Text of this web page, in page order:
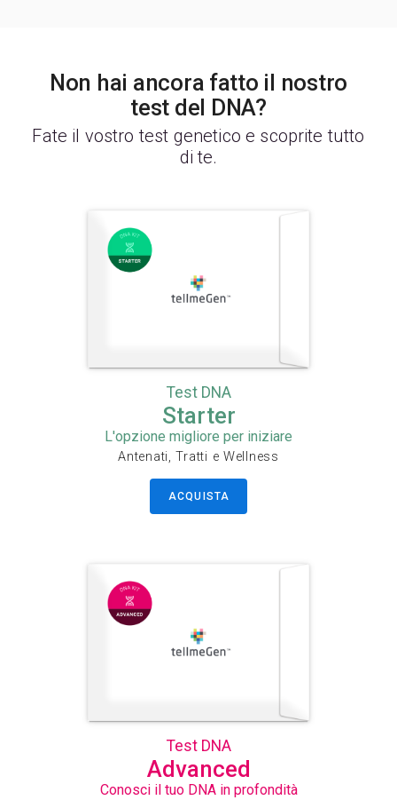
Non hai ancora fatto il nostro
test del DNA?
Fate il vostro test genetico e scoprite tutto
di te.
Test DNA
Starter
L'opzione migliore per iniziare
Antenati, Tratti e Wellness
ACQUISTA
Test DNA
Advanced
Conosci il tuo DNA in profondità